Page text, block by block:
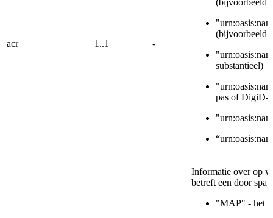
acr 1..1 -
(bijvoorbeeld
(bijvoorbeeld
substantieel)
pas of DigiD-
Informatie over op
betreft een door
"MAP" - het